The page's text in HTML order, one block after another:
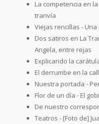
La competencia en
tranvía
Viejas rencillas -
Dos satiros en La
Angela, entre rejas
Explicando la
El derrumbe en la
Nuestra portada -
Flor de un día - El
De nuestro
Teatros - [Foto de]